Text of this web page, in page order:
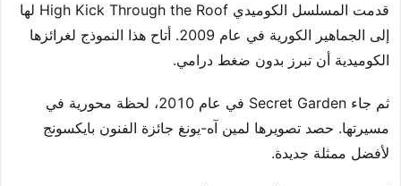
قدمت المسلسل الكوميدي High Kick Through the Roof لها
إلى الجماهير الكورية في عام 2009. أتاح هذا النموذج لغرائزها
الكوميدية أن تبرز بدون ضغط درامي.
ثم جاء Secret Garden في عام 2010، لحظة محورية في
مسيرتها. حصد تصويرها لمين آه-يونغ جائزة الفنون بايكسونج
لأفضل ممثلة جديدة.